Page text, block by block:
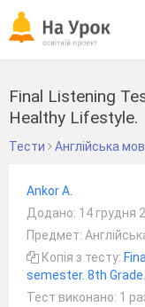
Final Listening
Healthy Lifestyle.
Тести Англійська
Ankor A.
Додано: 14 грудня
Предмет:
Копія з тесту:
semester. 8th
Тест виконано: 1